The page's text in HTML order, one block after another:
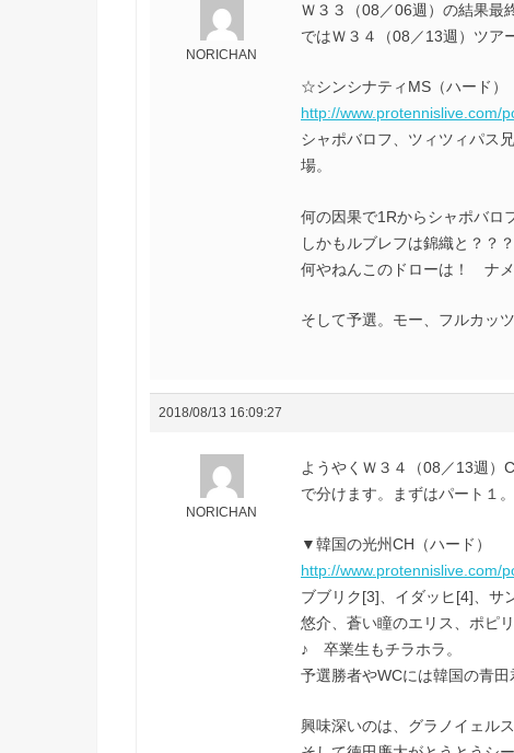
NORICHAN
Ｗ３３（08／06週）の結果最
ではＷ３４（08／13週）ツア
☆シンシナティMS（ハード）
http://www.protennislive.com/
シャポバロフ、ツィツィパス
場。
何の因果で1Rからシャポバロ
しかもルブレフは錦織と？？
何やねんこのドローは！ ナ
そして予選。モー、フルカッ
2018/08/13 16:09:27
NORICHAN
ようやくＷ３４（08／13週）
で分けます。まずはパート１
▼韓国の光州CH（ハード）
http://www.protennislive.com/
ブブリク[3]、イダッヒ[4]、サ
悠介、蒼い瞳のエリス、ポピ
♪ 卒業生もチラホラ。
予選勝者やWCには韓国の青田
興味深いのは、グラノイェル